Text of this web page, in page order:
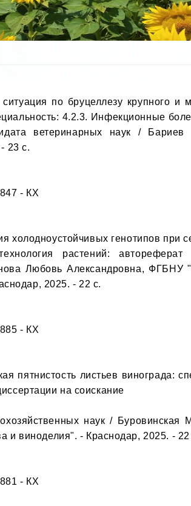
по бруцеллезу крупного и
4.2.3. Инфекционные
ветеринарных наук /
23 с.
- КХ
генотипов при
растений:
Любовь Александровна,
2025. - 22 с.
- КХ
пятнистость листьев винограда:
на соискание
наук /
и виноделия". - Краснодар, 2025. - 22
- КХ